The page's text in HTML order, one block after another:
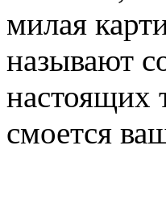
милая
называют
настоящих
смоется